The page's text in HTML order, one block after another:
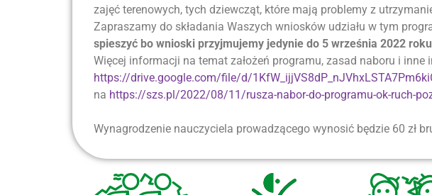
zajęć terenowych, tych dziewcząt, które mają problemy z
Zapraszamy do składania Waszych wniosków udziału w tym
spieszyć bo wnioski przyjmujemy jedynie do 5 września 2022 roku
Więcej informacji na temat założeń programu, zasad naboru i
https://drive.google.com/file/d/
na https://szs.pl/2022/08/11/rusza-nabor-do-programu-ok-ruch-
Wynagrodzenie nauczyciela prowadzącego wynosić będzie 60 zł